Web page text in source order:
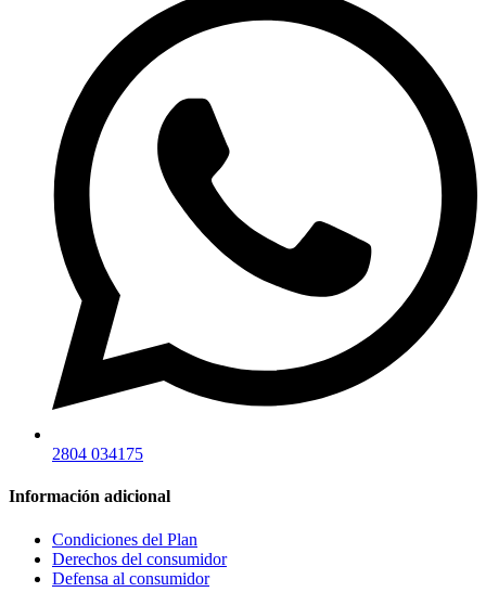
2804 034175
Información adicional
Condiciones del Plan
Derechos del consumidor
Defensa al consumidor